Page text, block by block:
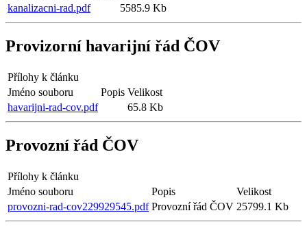
kanalizacni-rad.pdf
5585.9 Kb
Provizorní havarijní řád ČOV
Přílohy k článku
Jméno souboru
Popis Velikost
havarijni-rad-cov.pdf
65.8 Kb
Provozní řád ČOV
Přílohy k článku
Jméno souboru
Popis
Velikost
provozni-rad-cov229929545.pdf Provozní řád ČOV 25799.1 Kb